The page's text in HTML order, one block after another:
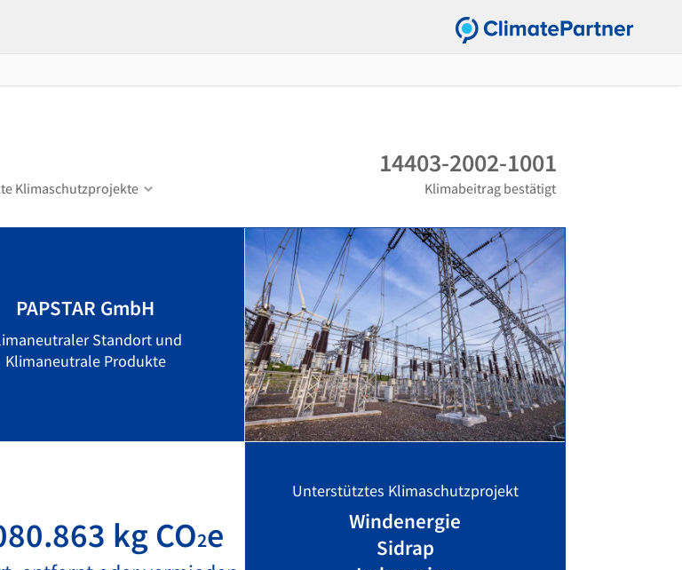
Klimaschutzprojekte
14403-2002-1001
Klimabeitrag bestätigt
PAPSTAR GmbH
Standort und
Klimaneutrale Produkte
kg CO2e
Unterstütztes Klimaschutzprojekt
Windenergie
Sidrap